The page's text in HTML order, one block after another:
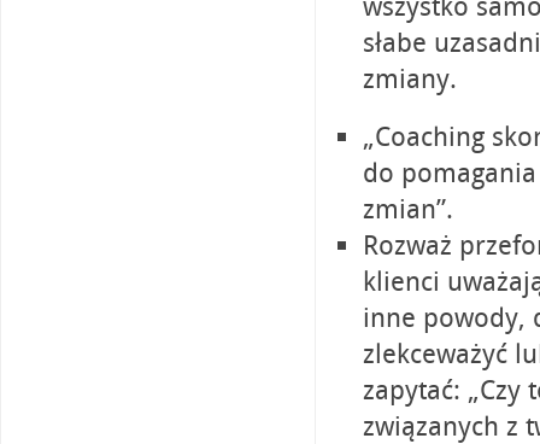
wszystko
słabe
zmiany.
„Coaching
do
zmian”.
Rozważ
klienci
inne powody,
zlekceważyć
zapytać: „Czy
związanych z